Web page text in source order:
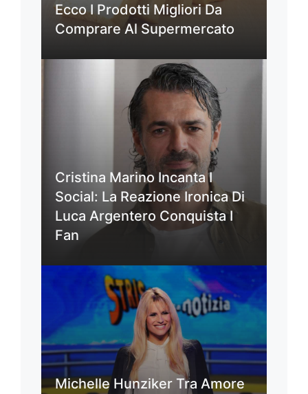
Ecco I Prodotti Migliori Da
Comprare Al Supermercato
Cristina Marino Incanta I
Social: La Reazione Ironica Di
Luca Argentero Conquista I
Fan
Michelle Hunziker Tra Amore